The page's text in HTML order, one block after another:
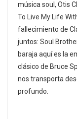
música soul, Otis
To Live My Life
fallecimiento de
juntos: Soul
baraja aquí es la
clásico de Bruce
nos transporta
profundo.